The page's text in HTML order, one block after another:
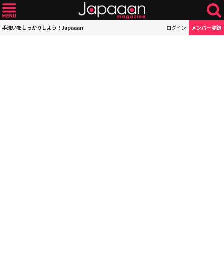
手洗いをしっかりしよう！Japaaan ログイン メンバー登録